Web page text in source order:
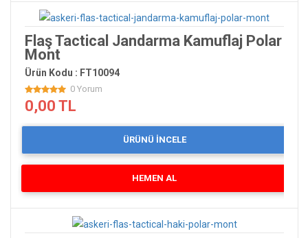
Flaş Tactical Jandarma Kamuflaj Polar
Mont
Ürün Kodu : FT10094
0 Yorum
0,00 TL
ÜRÜNÜ İNCELE
HEMEN AL